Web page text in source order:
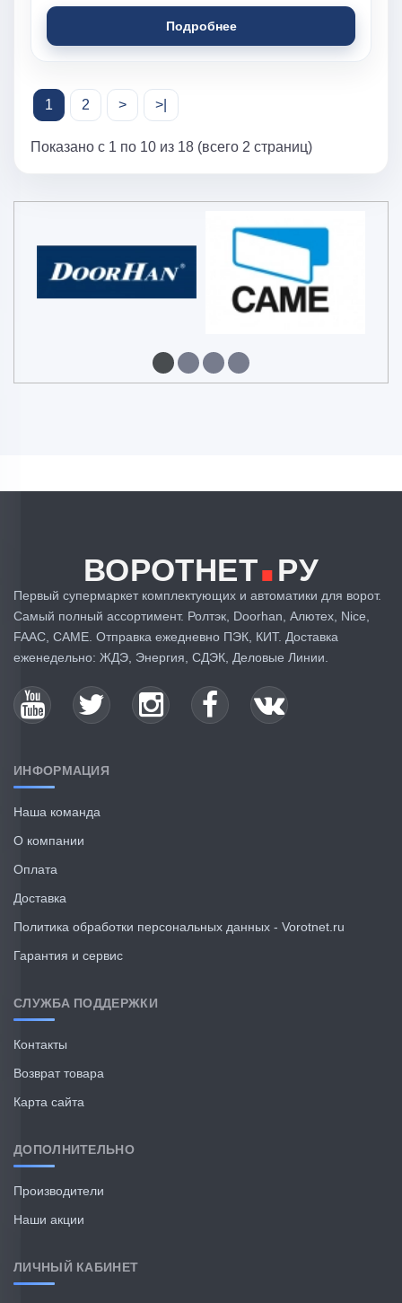
Подробнее
1 2 > >|
Показано с 1 по 10 из 18 (всего 2 страниц)
ВОРОТНЕТ.РУ
Первый супермаркет комплектующих и автоматики для ворот.
Самый полный ассортимент. Ролтэк, Doorhan, Алютех, Nice,
FAAC, CAME. Отправка ежедневно ПЭК, КИТ. Доставка
еженедельно: ЖДЭ, Энергия, СДЭК, Деловые Линии.
ИНФОРМАЦИЯ
Наша команда
О компании
Оплата
Доставка
Политика обработки персональных данных - Vorotnet.ru
Гарантия и сервис
СЛУЖБА ПОДДЕРЖКИ
Контакты
Возврат товара
Карта сайта
ДОПОЛНИТЕЛЬНО
Производители
Наши акции
ЛИЧНЫЙ КАБИНЕТ